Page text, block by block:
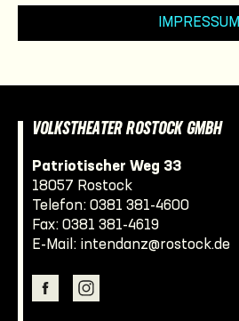
IMPRESSUM
VOLKSTHEATER ROSTOCK GMBH
Patriotischer Weg 33
18057 Rostock
Telefon: 0381 381-4600
Fax: 0381 381-4619
E-Mail: intendanz@rostock.de